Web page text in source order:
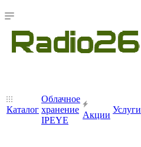
Каталог
Облачное
хранение
IPEYE
Акции
Услуги